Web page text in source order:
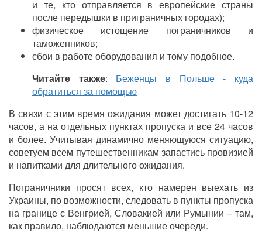
и те, кто отправляется в европейские страны
после передышки в приграничных городах);
физическое истощение пограничников и
таможенников;
сбои в работе оборудования и тому подобное.
Читайте также: Беженцы в Польше - куда
обратиться за помощью
В связи с этим время ожидания может достигать 10-12
часов, а на отдельных пунктах пропуска и все 24 часов
и более. Учитывая динамично меняющуюся ситуацию,
советуем всем путешественникам запастись провизией
и напитками для длительного ожидания.
Пограничники просят всех, кто намерен выехать из
Украины, по возможности, следовать в пункты пропуска
на границе с Венгрией, Словакией или Румынии – там,
как правило, наблюдаются меньшие очереди.